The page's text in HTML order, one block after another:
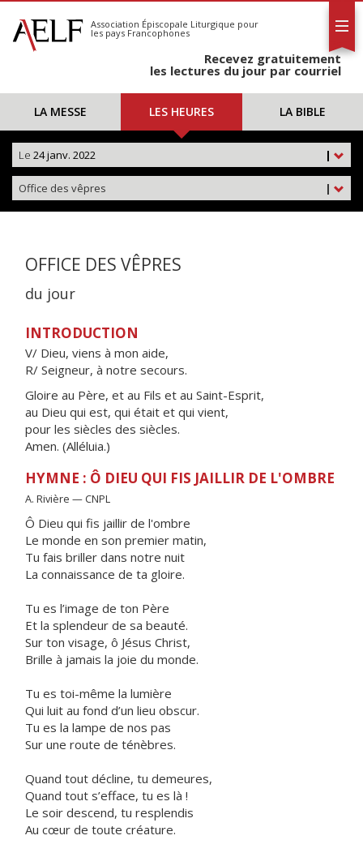
S'abonner
Calendrier
Association Épiscopale Liturgique pour
les pays Francophones
Recevez gratuitement
les lectures du jour par courriel
LA MESSE LES HEURES LA BIBLE
|
Le 24 janv. 2022
|
Office des vêpres
OFFICE DES VÊPRES
du jour
INTRODUCTION
V/ Dieu, viens à mon aide,
R/ Seigneur, à notre secours.
Gloire au Père, et au Fils et au Saint-Esprit,
au Dieu qui est, qui était et qui vient,
pour les siècles des siècles.
Amen. (Alléluia.)
HYMNE : Ô DIEU QUI FIS JAILLIR DE L'OMBRE
A. Rivière — CNPL
Ô Dieu qui fis jaillir de l'ombre
Le monde en son premier matin,
Tu fais briller dans notre nuit
La connaissance de ta gloire.
Tu es l’image de ton Père
Et la splendeur de sa beauté.
Sur ton visage, ô Jésus Christ,
Brille à jamais la joie du monde.
Tu es toi-même la lumière
Qui luit au fond d’un lieu obscur.
Tu es la lampe de nos pas
Sur une route de ténèbres.
Quand tout décline, tu demeures,
Quand tout s’efface, tu es là !
Le soir descend, tu resplendis
Au cœur de toute créature.